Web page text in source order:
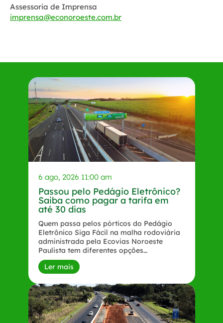
Assessoria de Imprensa
imprensa@econoroeste.com.br
6 ago, 2026 11:00 am
Passou pelo Pedágio Eletrônico?
Saiba como pagar a tarifa em
até 30 dias
Quem passa pelos pórticos do Pedágio
Eletrônico Siga Fácil na malha rodoviária
administrada pela Ecovias Noroeste
Paulista tem diferentes opções…
Ler mais